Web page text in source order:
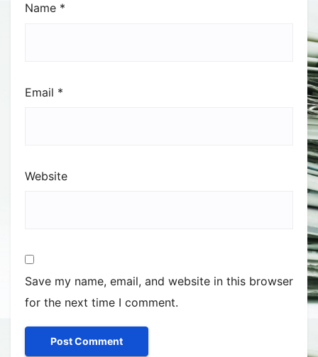
Name *
Email *
Website
Save my name, email, and website in this browser
for the next time I comment.